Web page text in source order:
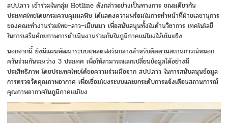
สปป.ลาว เข้าร่วมในกลุ่ม Hotline ดังกล่าวอย่างเป็นทางการ ขณะเดียวกัน
ประเทศไทยโดยกรมควบคุมมลพิษ ได้แสดงความพร้อมในการทำหน้าที่ฝ่ายเลขานุการ
ของคณะทำงานร่วมไทย–ลาว–เมียนมา เพื่อสนับสนุนทั้งในด้านวิชาการ เทคโนโลยี
ในการเสริมศักยภาพการดำเนินงานร่วมกันในภูมิภาคแม่โขงให้เข้มแข็ง
นอกจากนี้ ยังมีแผนพัฒนาระบบแพลตฟอร์มกลางสำหรับติดตามสถานการณ์หมอก
ควันร่วมกันระหว่าง 3 ประเทศ เพื่อให้สามารถแลกเปลี่ยนข้อมูลได้อย่างมี
ประสิทธิภาพ โดยประเทศไทยได้ขอความร่วมมือจาก สปป.ลาว ในการสนับสนุนข้อมูล
การตรวจวัดคุณภาพอากาศ เพื่อเชื่อมโยงระบบและยกระดับการแจ้งเตือนสถานการณ์
คุณภาพอากาศในภูมิภาคแม่โขง